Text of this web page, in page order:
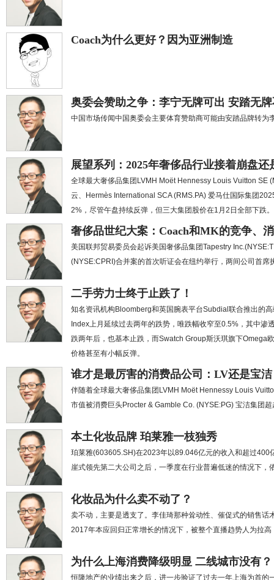
Coach为什么更好？因为亚洲制造
奥委会赞助之争：李宁无牌可出 安踏无
中国市场传闻中国奥委会主要体育赞助商可能由安踏品牌转为
展望系列：2025年奢侈品行业接着崩盘还
全球最大奢侈品集团LVMH Moët Hennessy Louis Vuitton SE
云、Hermès International SCA (RMS.PA) 爱马仕国际集团
2%，尽管午盘持续反弹，但三大集团股价在1月2日全部下跌。
奢侈品世纪大案：Coach和MK的竞争、
美国联邦贸易委员会起诉美国奢侈品集团Tapestry
(NYSE:CPRI)合并案的首次听证会在纽约举行，两间公司首席
二手劳力士终于止跌了！
知名资讯机构Bloomberg和英国腕表平台Subdial联合推出的
Index上月延续过去两年的跌势，唯跌幅收窄至0.5%，其中渗
跌两年后，也基本止跌，而Swatch Group斯沃琪旗下Omega
价格甚至有小幅反弹。
谁才是最厉害的消费品公司：LV还是宝
伴随着全球最大奢侈品集团LVMH Moët Hennessy Louis
市值被消费巨头Procter & Gamble Co. (NYSE:PG) 宝洁集团
本土化妆品牌 珀莱雅一枝独秀
珀莱雅(603605.SH)在2023年以89.046亿元的收入和超过400
崖式领先第二大公司之后，一季度在行业普遍低迷的情况下
化妆品为什么卖不动了？
卖不动，主要是透支了。李佳琦那种耸动性、催促式的销售话
2017年本应回归正常增长的情况下，被整个直播趋势人为拉
为什么上海消费降级明显 二线城市没有？
恒隆地产的业绩出来之后，进一步验证了过去一年上海为首的